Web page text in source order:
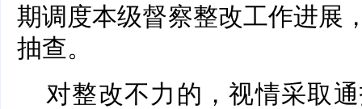
期调度本级督察整改工作进展
抽查。
对整改不力的，视情采取